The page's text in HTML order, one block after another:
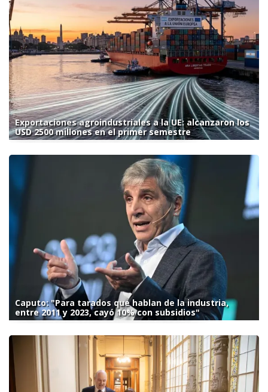
Exportaciones agroindustriales a la UE: alcanzaron los
USD 2500 millones en el primer semestre
Caputo: "Para tarados que hablan de la industria,
entre 2011 y 2023, cayó 10% con subsidios"